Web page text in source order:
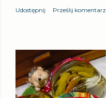
Udostępnij Prześlij komentarz